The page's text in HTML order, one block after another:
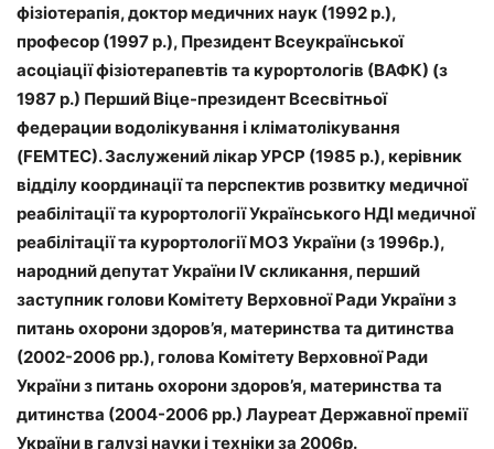
фізіотерапія, доктор медичних наук (1992 р.),
професор (1997 р.), Президент Всеукраїнської
асоціації фізіотерапевтів та курортологів (ВАФК) (з
1987 р.) Перший Віце-президент Всесвітньої
федерации водолікування і кліматолікування
(FEMTEС). Заслужений лікар УРСР (1985 р.), керівник
відділу координації та перспектив розвитку медичної
реабілітації та курортології Українського НДІ медичної
реабілітації та курортології МОЗ України (з 1996р.),
народний депутат України IV скликання, перший
заступник голови Комітету Верховної Ради України з
питань охорони здоров’я, материнства та дитинства
(2002-2006 рр.), голова Комітету Верховної Ради
України з питань охорони здоров’я, материнства та
дитинства (2004-2006 рр.) Лауреат Державної премії
України в галузі науки і техніки за 2006р.